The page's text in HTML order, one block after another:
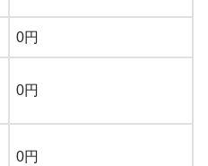
0円
0円
0円